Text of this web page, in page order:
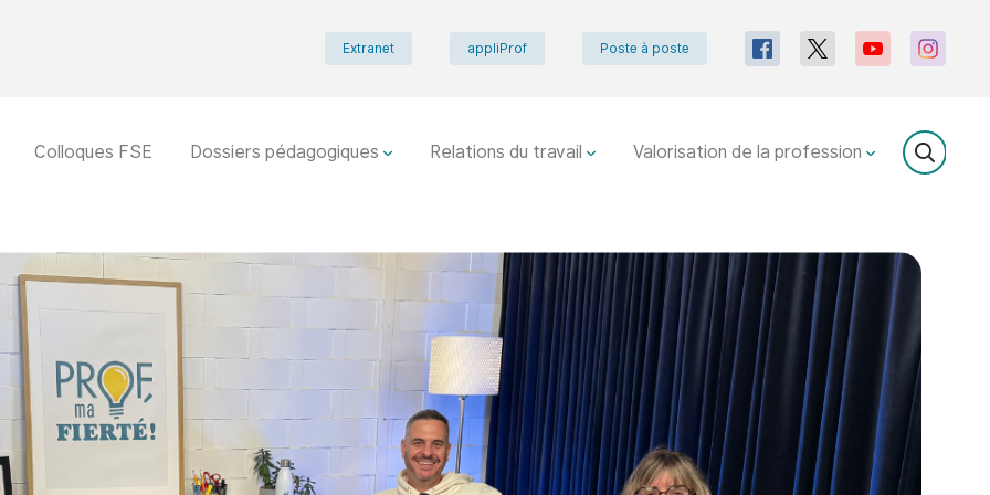
Extranet appliProf Poste à poste
Colloques FSE Dossiers pédagogiques Relations du travail Valorisation de la profession